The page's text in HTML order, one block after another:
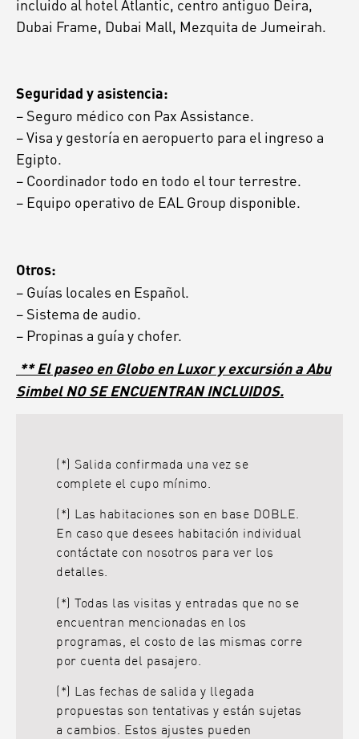
incluido al hotel Atlantic, centro antiguo Deira,
Dubai Frame, Dubai Mall, Mezquita de Jumeirah.
Seguridad y asistencia:
– Seguro médico con Pax Assistance.
– Visa y gestoría en aeropuerto para el ingreso a
Egipto.
– Coordinador todo en todo el tour terrestre.
– Equipo operativo de EAL Group disponible.
Otros:
– Guías locales en Español.
– Sistema de audio.
– Propinas a guía y chofer.
** El paseo en Globo en Luxor y excursión a Abu
Simbel NO SE ENCUENTRAN INCLUIDOS.
(*) Salida confirmada una vez se
complete el cupo mínimo.
(*) Las habitaciones son en base DOBLE.
En caso que desees habitación individual
contáctate con nosotros para ver los
detalles.
(*) Todas las visitas y entradas que no se
encuentran mencionadas en los
programas, el costo de las mismas corre
por cuenta del pasajero.
(*) Las fechas de salida y llegada
propuestas son tentativas y están sujetas
a cambios. Estos ajustes pueden